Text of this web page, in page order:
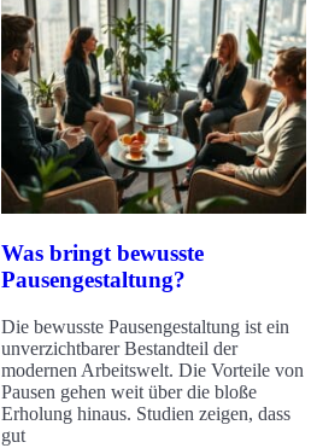
Was bringt bewusste
Pausengestaltung?
Die bewusste Pausengestaltung ist ein
unverzichtbarer Bestandteil der
modernen Arbeitswelt. Die Vorteile von
Pausen gehen weit über die bloße
Erholung hinaus. Studien zeigen, dass
gut